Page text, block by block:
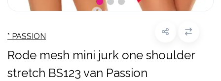
* PASSION
Rode mesh mini jurk one shoulder
stretch BS123 van Passion